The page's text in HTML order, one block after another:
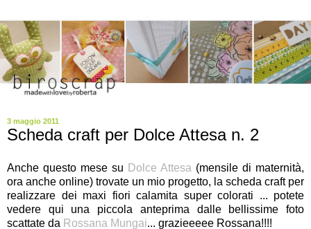
3 maggio 2011
Scheda craft per Dolce Attesa n. 2
Anche questo mese su Dolce Attesa (mensile di maternità,
ora anche online) trovate un mio progetto, la scheda craft per
realizzare dei maxi fiori calamita super colorati ... potete
vedere qui una piccola anteprima dalle bellissime foto
scattate da Rossana Mungai... grazieeeee Rossana!!!!